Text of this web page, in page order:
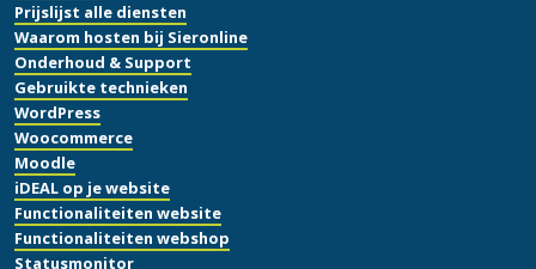
Prijslijst alle diensten
Waarom hosten bij Sieronline
Onderhoud & Support
Gebruikte technieken
WordPress
Woocommerce
Moodle
iDEAL op je website
Functionaliteiten website
Functionaliteiten webshop
Statusmonitor